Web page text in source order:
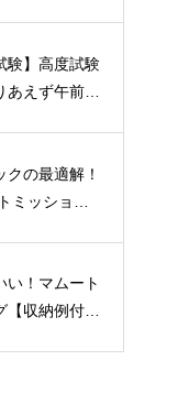
験】高度試験
あえず午前Ⅰ
の最適解！
ミッション
い！マムート
【収納例付き